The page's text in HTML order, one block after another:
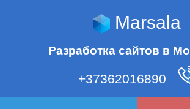
Marsala
Разработка сайтов в
+37362016890